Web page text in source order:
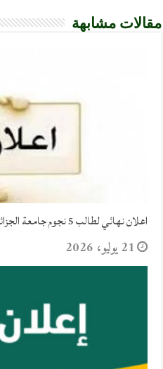
مقالات مشابهة
اعلان نهائي لطالب 5 نجوم جامعة الجزائر3
21 يوليو، 2026